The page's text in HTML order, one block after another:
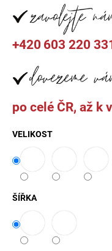
+420 603 220
po celé ČR, až k
VELIKOST
ŠÍŘKA
r
č
e
e
CLYDE
KŘESLO
Kč